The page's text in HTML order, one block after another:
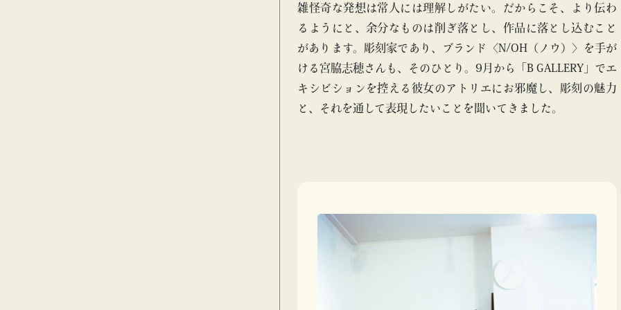
雑怪奇な発想は常人には理解しがたい。だからこそ、より伝わ
るようにと、余分なものは削ぎ落とし、作品に落とし込むこと
があります。彫刻家であり、ブランド〈N/OH（ノウ）〉を手が
ける宮脇志穂さんも、そのひとり。9月から「B GALLERY」でエ
キシビションを控える彼女のアトリエにお邪魔し、彫刻の魅力
と、それを通して表現したいことを聞いてきました。